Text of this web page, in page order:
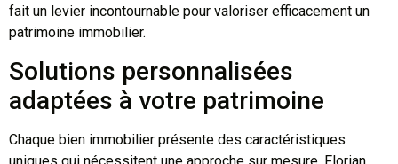
fait un levier incontournable pour valoriser efficacement un
patrimoine immobilier.
Solutions personnalisées
adaptées à votre patrimoine
Chaque bien immobilier présente des caractéristiques